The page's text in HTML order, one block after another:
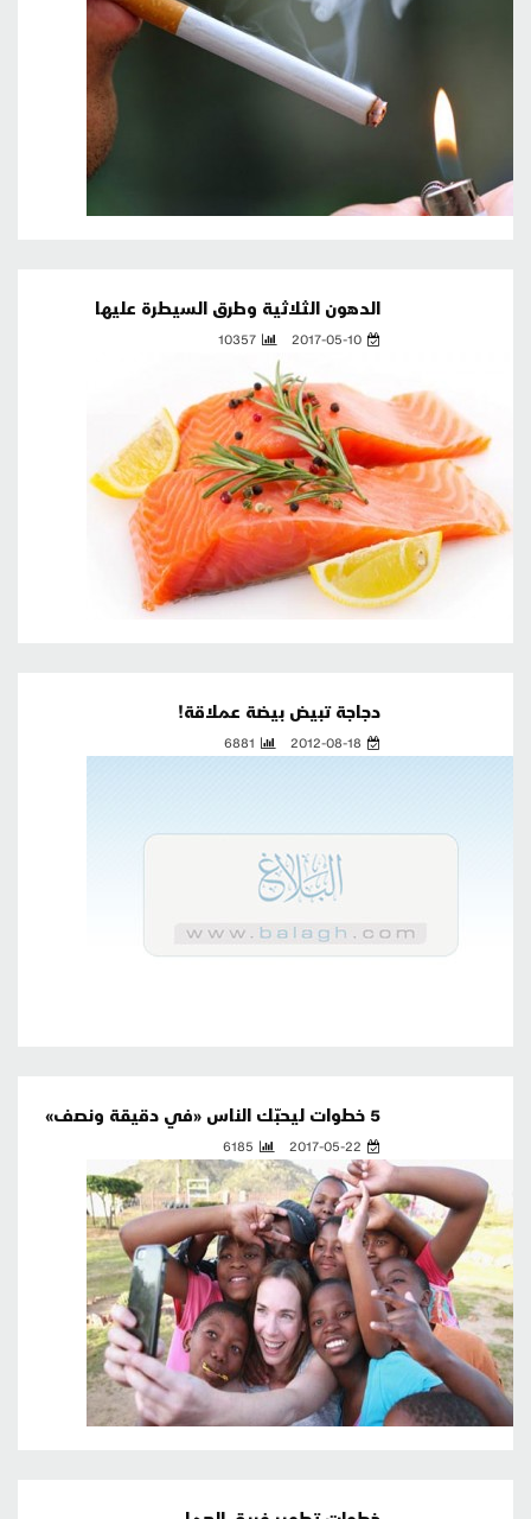
الدهون الثلاثية وطرق السيطرة عليها
2017-05-10
10357
دجاجة تبيض بيضة عملاقة!
2012-08-18
6881
5 خطوات ليحبّك الناس «في دقيقة ونصف»
2017-05-22
6185